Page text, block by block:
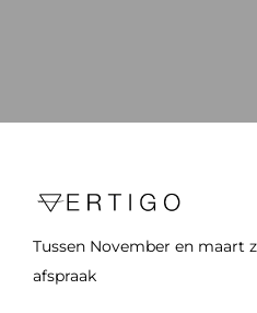
Tussen November en maart
afspraak